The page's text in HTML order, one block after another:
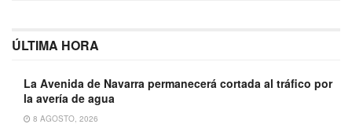
ÚLTIMA HORA
La Avenida de Navarra permanecerá cortada al tráfico por
la avería de agua
8 AGOSTO, 2026